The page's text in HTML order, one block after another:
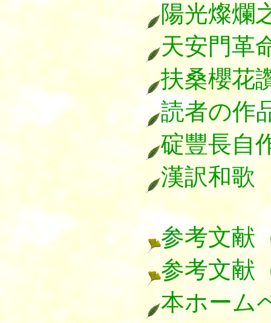
陽光燦爛
天安門革
扶桑櫻花
読者の作
碇豐長自
漢訳和歌
参考文献
参考文献
本ホーム